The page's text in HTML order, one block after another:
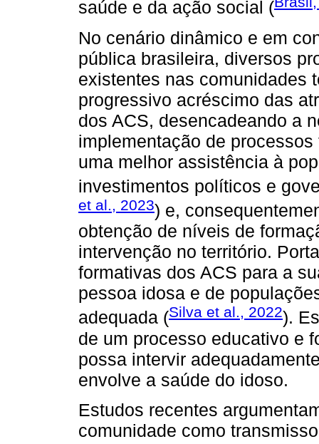
saúde e da ação social (
No cenário dinâmico e em
pública brasileira, diversos
existentes nas comunidades
progressivo acréscimo das
dos ACS, desencadeando a
implementação de
uma melhor assistência à
investimentos políticos e
et al., 2023) e,
obtenção de níveis de
intervenção no território.
formativas dos ACS para a
pessoa idosa e de
adequada (Silva et al., 2022).
de um processo educativo e
possa intervir
envolve a saúde do idoso.
Estudos recentes
comunidade como